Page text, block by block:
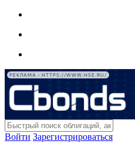
РЕКЛАМА • HTTPS://WWW.HSE.RU/
Войти Зарегистрироваться